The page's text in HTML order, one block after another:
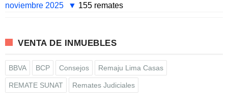
noviembre 2025 155 remates
VENTA DE INMUEBLES
BBVA BCP Consejos Remaju Lima Casas
REMATE SUNAT Remates Judiciales